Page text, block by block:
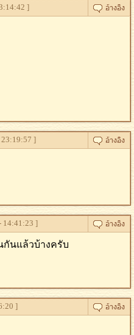
]
]
14:41:23 ]
กันแล้วบ้างครับ
]